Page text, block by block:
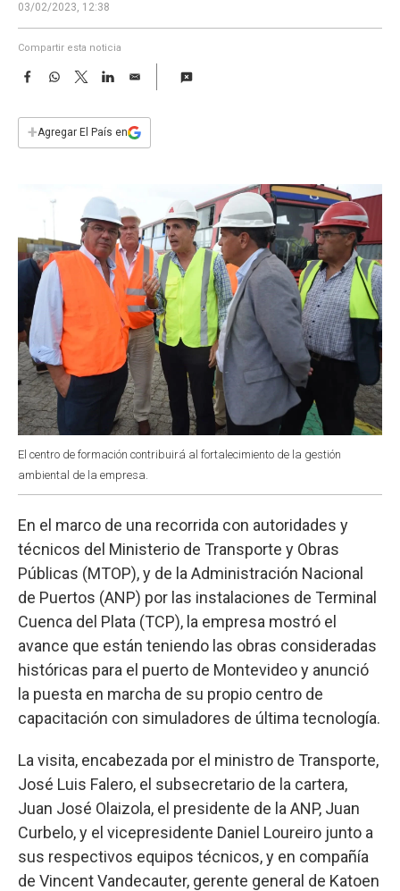
03/02/2023, 12:38
Compartir esta noticia
F
e
b
W
s
T
w
t
L
n
E
i
l
+Agregar El País en
El centro de formación contribuirá al fortalecimiento de la gestión
ambiental de la empresa.
En el marco de una recorrida con autoridades y
técnicos del Ministerio de Transporte y Obras
Públicas (MTOP), y de la Administración Nacional
de Puertos (ANP) por las instalaciones de Terminal
Cuenca del Plata (TCP), la empresa mostró el
avance que están teniendo las obras consideradas
históricas para el puerto de Montevideo y anunció
la puesta en marcha de su propio centro de
capacitación con simuladores de última tecnología.
La visita, encabezada por el ministro de Transporte,
José Luis Falero, el subsecretario de la cartera,
Juan José Olaizola, el presidente de la ANP, Juan
Curbelo, y el vicepresidente Daniel Loureiro junto a
sus respectivos equipos técnicos, y en compañía
de Vincent Vandecauter, gerente general de Katoen